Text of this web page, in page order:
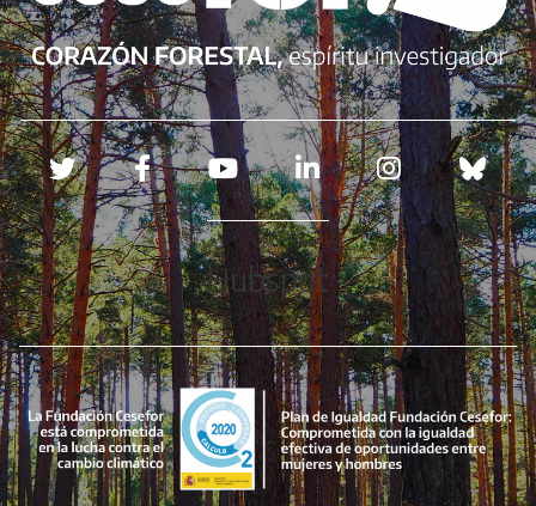
Redes sociales
Hubspot